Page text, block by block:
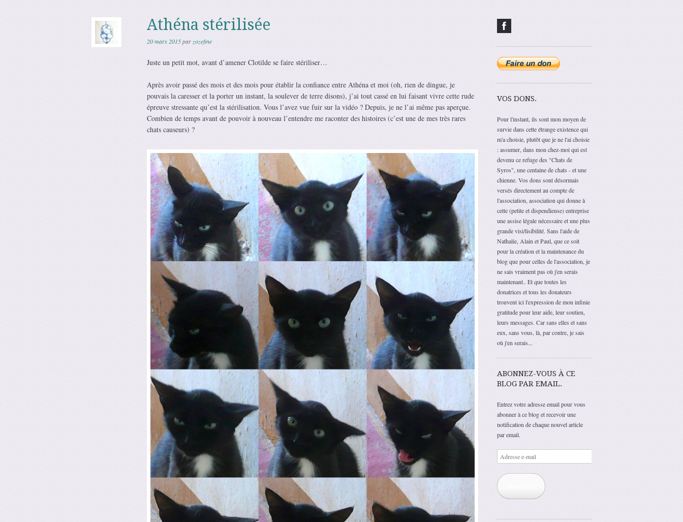
Athéna stérilisée
20 mars 2015par zozefine
Juste un petit mot, avant d’amener Clotilde se faire stériliser…
Après avoir passé des mois et des mois pour établir la confiance entre Athéna et moi (oh, rien de dingue, je
pouvais la caresser et la porter un instant, la soulever de terre disons), j’ai tout cassé en lui faisant vivre cette rude
épreuve stressante qu’est la stérilisation. Vous l’avez vue fuir sur la vidéo ? Depuis, je ne l’ai même pas aperçue.
Combien de temps avant de pouvoir à nouveau l’entendre me raconter des histoires (c’est une de mes très rares
chats causeurs) ?
VOS DONS.
Pour l'instant, ils sont mon moyen de
survie dans cette étrange existence qui
m'a choisie, plutôt que je ne l'ai choisie
: assumer, dans mon chez-moi qui est
devenu ce refuge des "Chats de
Syros", une centaine de chats - et une
chienne. Vos dons sont désormais
versés directement au compte de
l'association, association qui donne à
cette (petite et dispendieuse) entreprise
une assise légale nécessaire et une plus
grande visi/lisibilité. Sans l'aide de
Nathalie, Alain et Paul, que ce soit
pour la création et la maintenance du
blog que pour celles de l'association, je
ne sais vraiment pas où j'en serais
maintenant.. Et que toutes les
donatrices et tous les donateurs
trouvent ici l'expression de mon infinie
gratitude pour leur aide, leur soutien,
leurs messages. Car sans elles et sans
eux, sans vous, là, par contre, je sais
où j'en serais...
ABONNEZ-VOUS À CE
BLOG PAR EMAIL.
Entrez votre adresse email pour vous
abonner à ce blog et recevoir une
notification de chaque nouvel article
par email.
Adresse
e-
mail